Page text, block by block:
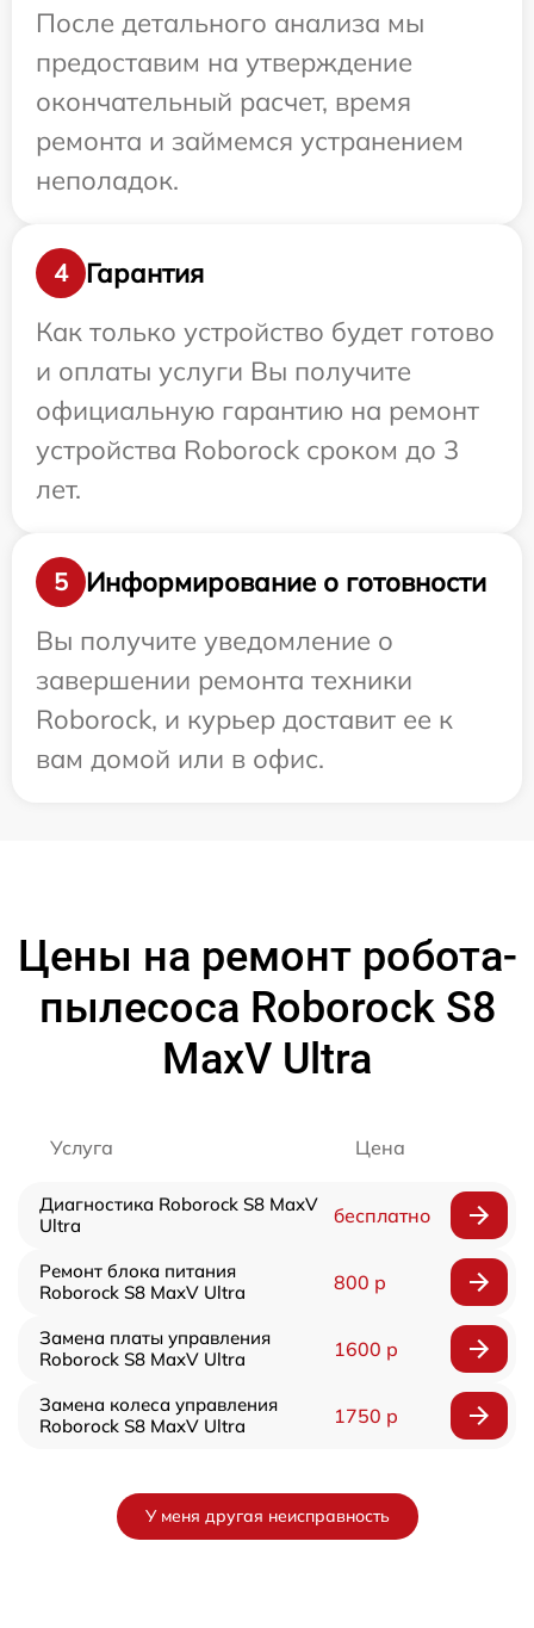
После детального анализа мы
предоставим на утверждение
окончательный расчет, время
ремонта и займемся устранением
неполадок.
4
Гарантия
Как только устройство будет готово
и оплаты услуги Вы получите
официальную гарантию на ремонт
устройства Roborock сроком до 3
лет.
5
Информирование о готовности
Вы получите уведомление о
завершении ремонта техники
Roborock, и курьер доставит ее к
вам домой или в офис.
Цены на ремонт робота-
пылесоса Roborock S8
MaxV Ultra
Услуга Цена
Диагностика Roborock S8 MaxV
Ultra
бесплатно
Ремонт блока питания
Roborock S8 MaxV Ultra
800 р
Замена платы управления
Roborock S8 MaxV Ultra
1600 р
Замена колеса управления
Roborock S8 MaxV Ultra
1750 р
У меня другая неисправность